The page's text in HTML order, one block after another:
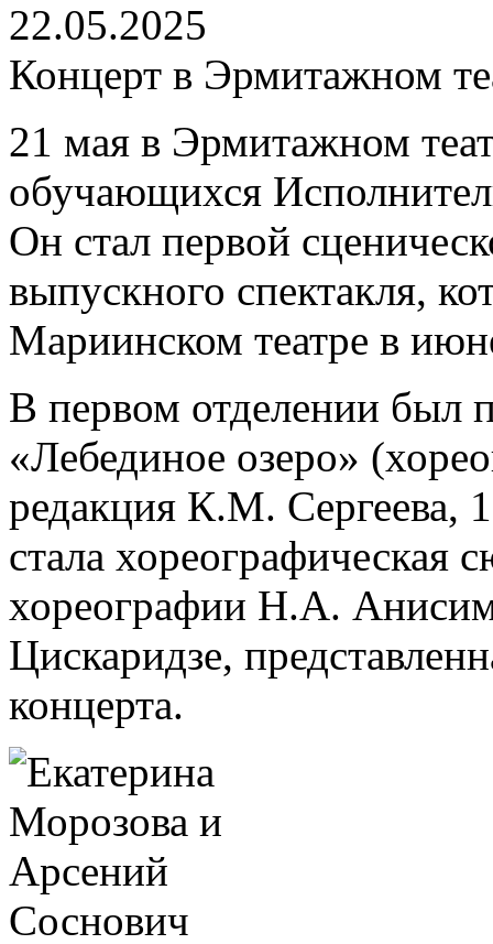
22.05.2025
Концерт в Эрмитажном
21 мая в Эрмитажном
обучающихся
Он стал первой
выпускного спектакля,
Мариинском театре в
В первом отделении был
«Лебединое озеро»
редакция К.М. Сергеева,
стала хореографическая
хореографии Н.А.
Цискаридзе,
концерта.